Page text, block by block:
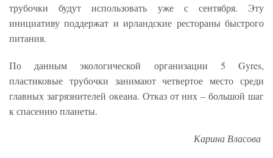
трубочки будут использовать уже с сентября. Эту
инициативу поддержат и ирландские рестораны быстрого
питания.
По данным экологической организации 5 Gyres,
пластиковые трубочки занимают четвертое место среди
главных загрязнителей океана. Отказ от них – большой шаг
к спасению планеты.
Карина Власова